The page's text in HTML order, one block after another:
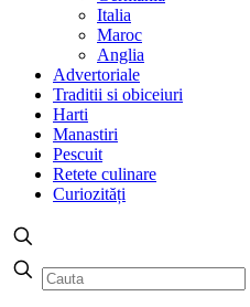
Italia
Maroc
Anglia
Advertoriale
Traditii si obiceiuri
Harti
Manastiri
Pescuit
Retete culinare
Curiozități